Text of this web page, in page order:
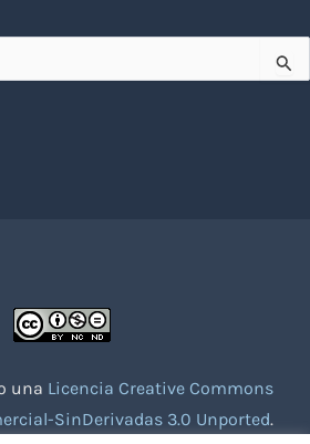
una Licencia Creative Commons
SinDerivadas 3.0 Unported.